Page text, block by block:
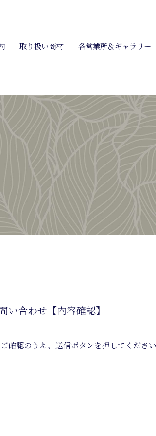
取り扱い商材 各営業所＆ギャラリー
い合わせ【内容確認】
確認のうえ、 送信ボタンを押してください